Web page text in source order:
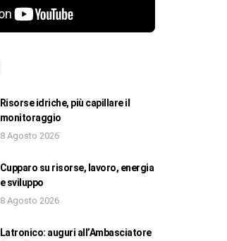
Risorse idriche, più capillare il
monitoraggio
8 Agosto 2026
Cupparo su risorse, lavoro, energia
e sviluppo
8 Agosto 2026
Latronico: auguri all’Ambasciatore